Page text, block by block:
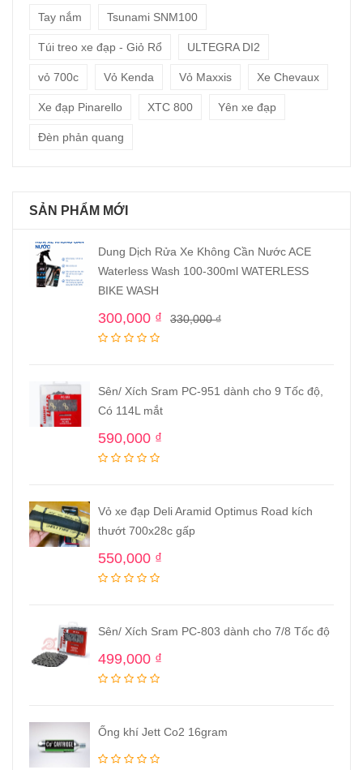
Tay nắm Tsunami SNM100
Túi treo xe đạp - Giỏ Rổ ULTEGRA DI2
vỏ 700c Vỏ Kenda Vỏ Maxxis Xe Chevaux
Xe đạp Pinarello XTC 800 Yên xe đạp
Đèn phản quang
SẢN PHẨM MỚI
Dung Dịch Rửa Xe Không Cần Nước ACE
Waterless Wash 100-300ml WATERLESS
BIKE WASH
330,000₫
300,000 ₫
Sên/ Xích Sram PC-951 dành cho 9 Tốc độ,
Có 114L mắt
590,000 ₫
Vỏ xe đạp Deli Aramid Optimus Road kích
thướt 700x28c gấp
550,000 ₫
Sên/ Xích Sram PC-803 dành cho 7/8 Tốc độ
499,000 ₫
Ống khí Jett Co2 16gram